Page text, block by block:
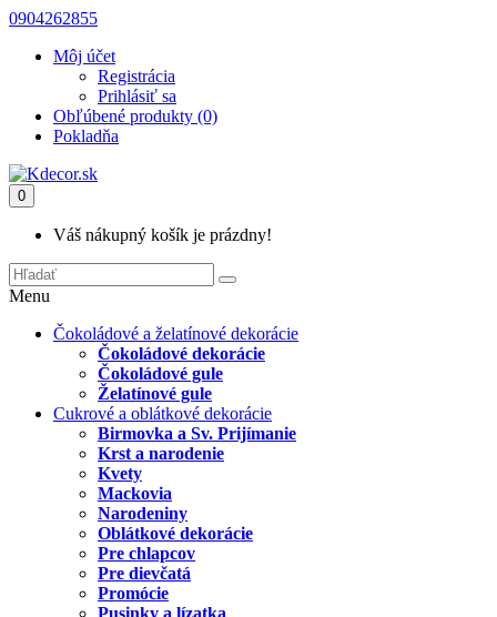
0904262855
Môj účet
Registrácia
Prihlásiť sa
Obľúbené produkty (0)
Pokladňa
0
Váš nákupný košík je prázdny!
Menu
Čokoládové a želatínové dekorácie
Čokoládové dekorácie
Čokoládové gule
Želatínové gule
Cukrové a oblátkové dekorácie
Birmovka a Sv. Prijímanie
Krst a narodenie
Kvety
Mackovia
Narodeniny
Oblátkové dekorácie
Pre chlapcov
Pre dievčatá
Promócie
Pusinky a lízatka